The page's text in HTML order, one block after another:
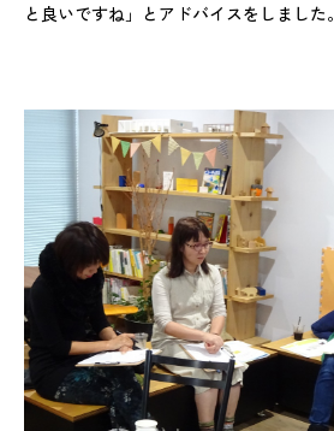
と良いですね」とアドバイスをしました。